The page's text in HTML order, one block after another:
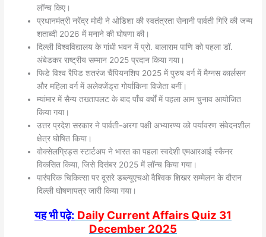
लॉन्च किए।
प्रधानमंत्री नरेंद्र मोदी ने ओडिशा की स्वतंत्रता सेनानी पार्वती गिरि की जन्म
शताब्दी 2026 में मनाने की घोषणा की।
दिल्ली विश्वविद्यालय के गांधी भवन में प्रो. बालाराम पाणि को पहला डॉ.
अंबेडकर राष्ट्रीय सम्मान 2025 प्रदान किया गया।
फिडे विश्व रैपिड शतरंज चैंपियनशिप 2025 में पुरुष वर्ग में मैग्नस कार्लसन
और महिला वर्ग में अलेक्जेंड्रा गोर्याकिना विजेता बनीं।
म्यांमार में सैन्य तख्तापलट के बाद पाँच वर्षों में पहला आम चुनाव आयोजित
किया गया।
उत्तर प्रदेश सरकार ने पार्वती-अरगा पक्षी अभ्यारण्य को पर्यावरण संवेदनशील
क्षेत्र घोषित किया।
वोक्सेलग्रिड्स स्टार्टअप ने भारत का पहला स्वदेशी एमआरआई स्कैनर
विकसित किया, जिसे दिसंबर 2025 में लॉन्च किया गया।
पारंपरिक चिकित्सा पर दूसरे डब्ल्यूएचओ वैश्विक शिखर सम्मेलन के दौरान
दिल्ली घोषणापत्र जारी किया गया।
यह भी पढ़े: Daily Current Affairs Quiz 31
December 2025